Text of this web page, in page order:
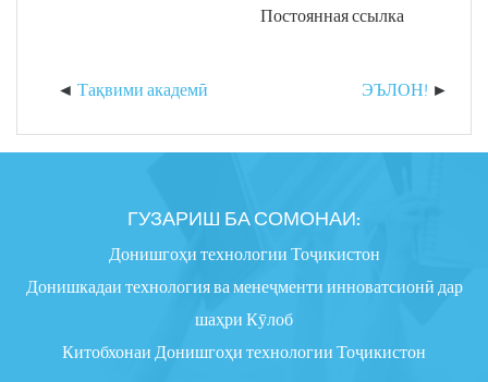
Постоянная ссылка
Тақвими академӣ ЭЪЛОН!
ГУЗАРИШ БА СОМОНАИ:
Донишгоҳи технологии Тоҷикистон
Донишкадаи технология ва менеҷменти инноватсионӣ дар
шаҳри Кӯлоб
Китобхонаи Донишгоҳи технологии Тоҷикистон